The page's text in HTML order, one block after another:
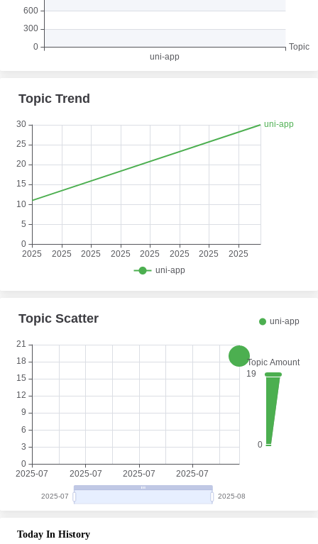
Today In History